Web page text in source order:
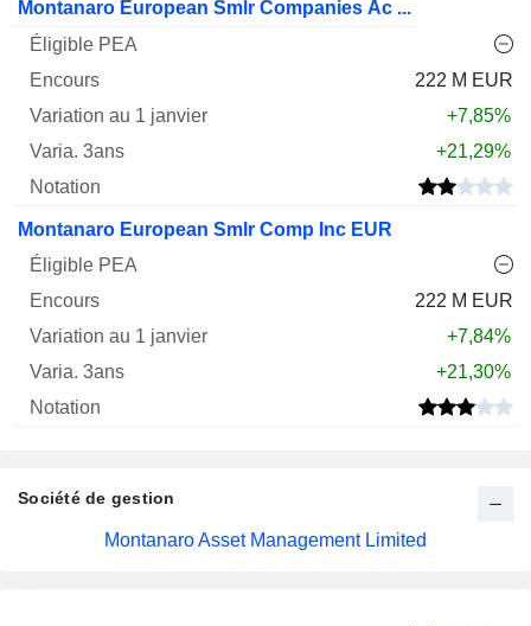
Montanaro European Smlr Companies Ac ...
222 M EUR
+7,85%
+21,29%
Montanaro European Smlr Comp Inc EUR
222 M EUR
+7,84%
+21,30%
Société de gestion
Montanaro Asset Management Limited